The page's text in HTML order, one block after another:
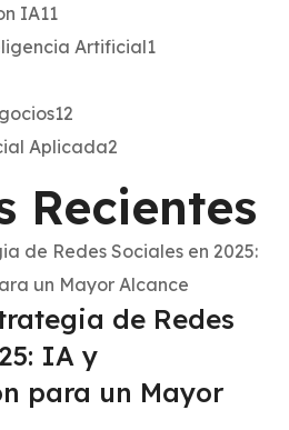
IA11
Artificial1
12
Aplicada2
Recientes
de Redes
IA y
para un Mayor